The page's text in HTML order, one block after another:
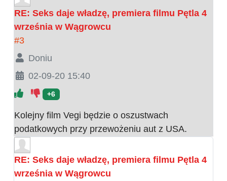
RE: Seks daje władzę, premiera filmu Pętla 4
września w Wągrowcu
#3
Doniu
02-09-20 15:40
+6
Kolejny film Vegi będzie o oszustwach
podatkowych przy przewożeniu aut z USA.
RE: Seks daje władzę, premiera filmu Pętla 4
września w Wągrowcu